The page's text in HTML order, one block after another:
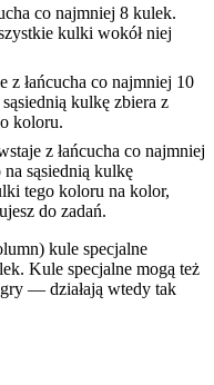
co najmniej 8 kulek.
kulki wokół niej
łańcucha co najmniej 10
kulkę zbiera z
koloru.
z łańcucha co najmniej
sąsiednią kulkę
tego koloru na kolor,
do zadań.
kule specjalne
Kule specjalne mogą też
— działają wtedy tak